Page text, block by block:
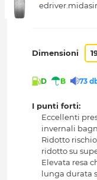
Dimensioni
D B 73
I punti forti:
Eccellenti
invernali
Ridotto
ridotto su
Elevata resa
lunga durata